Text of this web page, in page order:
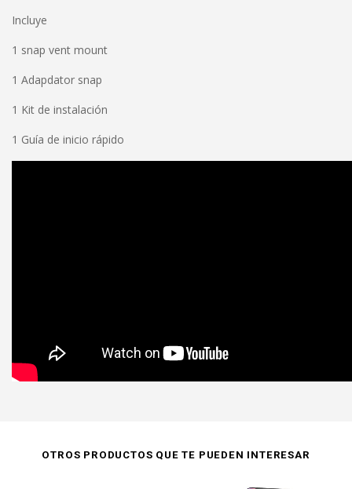
Incluye
1 snap vent mount
1 Adapdator snap
1 Kit de instalación
1 Guía de inicio rápido
OTROS PRODUCTOS QUE TE PUEDEN INTERESAR